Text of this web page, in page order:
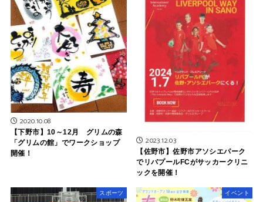
2020.10.08
【下野市】10～12月 グリムの森
「グリムの館」でワークショップ
開催！
2023.12.03
【佐野市】佐野市アソシエパーク
でリバプールFCがサッカークリニ
ックを開催！
スポーツ イベント